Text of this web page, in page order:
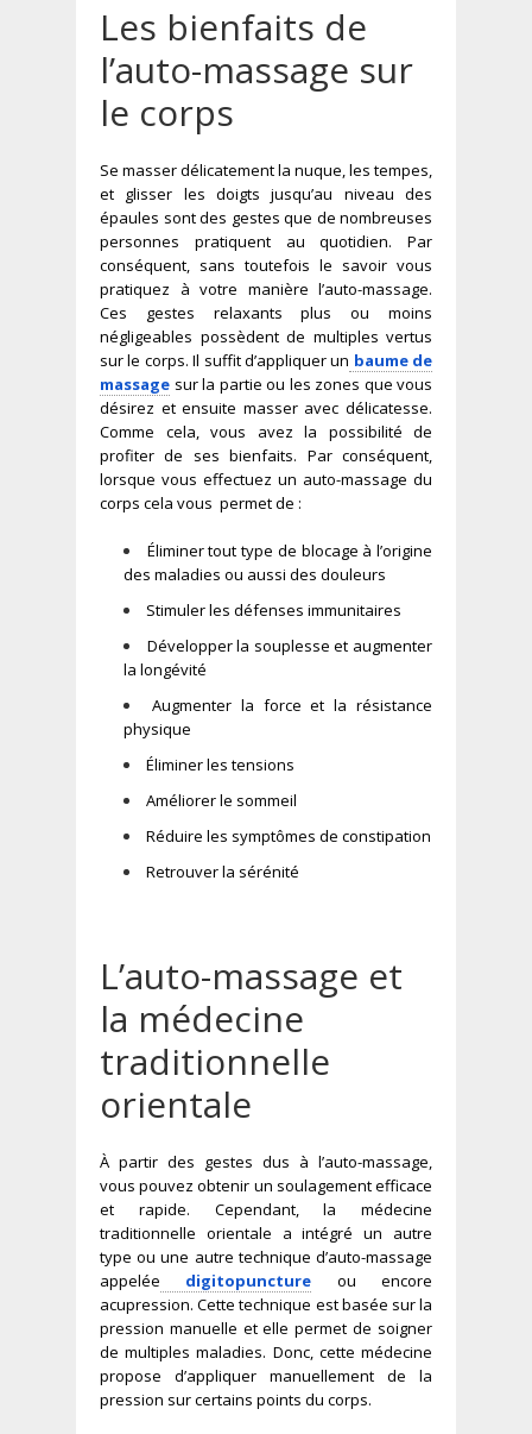
Les bienfaits de
l’auto-massage sur
le corps
Se masser délicatement la nuque, les tempes,
et glisser les doigts jusqu’au niveau des
épaules sont des gestes que de nombreuses
personnes pratiquent au quotidien. Par
conséquent, sans toutefois le savoir vous
pratiquez à votre manière l’auto-massage.
Ces gestes relaxants plus ou moins
négligeables possèdent de multiples vertus
sur le corps. Il suffit d’appliquer un baume de
massage sur la partie ou les zones que vous
désirez et ensuite masser avec délicatesse.
Comme cela, vous avez la possibilité de
profiter de ses bienfaits. Par conséquent,
lorsque vous effectuez un auto-massage du
corps cela vous permet de :
Éliminer tout type de blocage à l’origine
des maladies ou aussi des douleurs
Stimuler les défenses immunitaires
Développer la souplesse et augmenter
la longévité
Augmenter la force et la résistance
physique
Éliminer les tensions
Améliorer le sommeil
Réduire les symptômes de constipation
Retrouver la sérénité
L’auto-massage et
la médecine
traditionnelle
orientale
À partir des gestes dus à l’auto-massage,
vous pouvez obtenir un soulagement efficace
et rapide. Cependant, la médecine
traditionnelle orientale a intégré un autre
type ou une autre technique d’auto-massage
appelée
digitopuncture ou encore
acupression. Cette technique est basée sur la
pression manuelle et elle permet de soigner
de multiples maladies. Donc, cette médecine
propose d’appliquer manuellement de la
pression sur certains points du corps.